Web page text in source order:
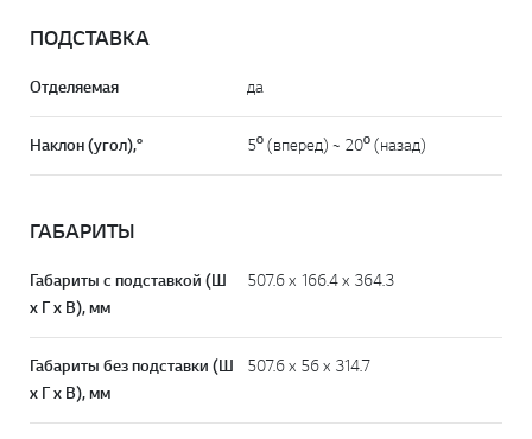
ПОДСТАВКА
Отделяемая да
Наклон (угол),° 5º (вперед) ~ 20º (назад)
ГАБАРИТЫ
Габариты с подставкой (Ш
x Г x В), мм
507.6 x 166.4 x 364.3
Габариты без подставки (Ш
x Г x В), мм
507.6 x 56 x 314.7